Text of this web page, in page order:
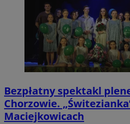
Bezpłatny spektakl
Chorzowie.
Maciejkowicach